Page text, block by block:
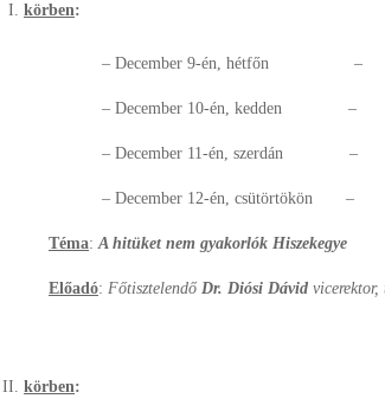
körben:
– December 9-én, hétfőn –
– December 10-én, kedden –
– December 11-én, szerdán –
– December 12-én, csütörtökön –
Téma:A hitüket nem gyakorlók Hiszekegye
Előadó: Főtisztelendő Dr. Diósi Dávid
körben: